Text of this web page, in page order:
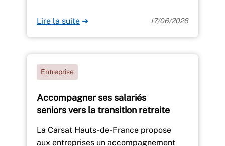
Lire la suite ➜ 17/06/2026
Accompagner ses salariés
seniors vers la transition retraite
Entreprise
La Carsat Hauts-de-France propose
aux entreprises un accompagnement